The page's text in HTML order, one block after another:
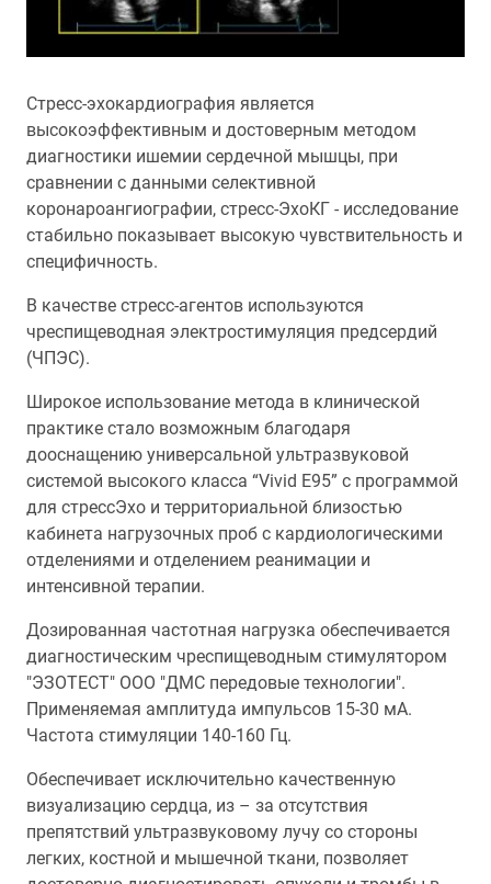
Стресс-эхокардиография является
высокоэффективным и достоверным методом
диагностики ишемии сердечной мышцы, при
сравнении с данными селективной
коронароангиографии, стресс-ЭхоКГ - исследование
стабильно показывает высокую чувствительность и
специфичность.
В качестве стресс-агентов используются
чреспищеводная электростимуляция предсердий
(ЧПЭС).
Широкое использование метода в клинической
практике стало возможным благодаря
дооснащению универсальной ультразвуковой
системой высокого класса “Vivid Е95” с программой
для стрессЭхо и территориальной близостью
кабинета нагрузочных проб с кардиологическими
отделениями и отделением реанимации и
интенсивной терапии.
Дозированная частотная нагрузка обеспечивается
диагностическим чреспищеводным стимулятором
"ЭЗОТЕСТ" ООО "ДМС передовые технологии".
Применяемая амплитуда импульсов 15-30 мА.
Частота стимуляции 140-160 Гц.
Обеспечивает исключительно качественную
визуализацию сердца, из – за отсутствия
препятствий ультразвуковому лучу со стороны
легких, костной и мышечной ткани, позволяет